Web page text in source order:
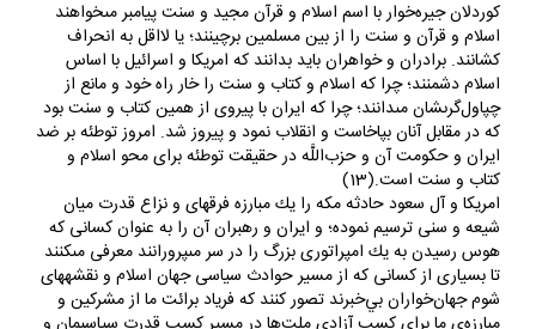
كوردلان جيره‌خوار با اسم اسلام و قرآن مجيد و سنت پيامبر مى‏خواهند
اسلام و قرآن و سنت را از بين مسلمين برچينند؛ يا لااقل به انحراف
كشانند. برادران و خواهران بايد بدانند كه امريكا و اسرائيل با اساس
اسلام دشمنند؛ چرا كه اسلام و كتاب و سنت را خار راه خود و مانع از
چپاول‌گرى‏شان مى‏دانند؛ چرا كه ايران با پيروى از همين كتاب و سنت بود
كه در مقابل آنان بپاخاست و انقلاب نمود و پيروز شد. امروز توطئه بر ضد
ايران و حكومت آن و حزب‌اللَّه در حقيقت توطئه براى محو اسلام و
كتاب و سنت است.(13)
امريكا و آل سعود حادثه مكه را يك مبارزه فرقه‏اى و نزاع قدرت ميان
شيعه و سنى ترسيم نموده؛ و ايران و رهبران آن را به عنوان كسانى كه
هوس رسيدن به يك امپراتورى بزرگ را در سر مى‏پرورانند معرفى مى‏كنند
تا بسيارى از كسانى كه از مسير حوادث سياسى جهان اسلام و نقشه‏هاى
شوم جهان‌خواران بي‌خبرند تصور كنند كه فرياد برائت ما از مشركين و